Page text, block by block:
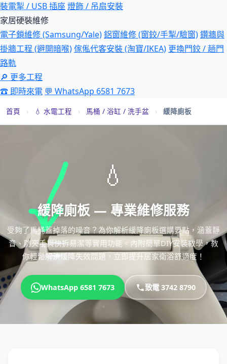
裝電掣 / USB 插座燈飾 / 吊扇安裝
家居硬裝維修
電子鎖維修 (Samsung/Yale)鋁窗維修 (窗鉸/手掣/驗窗)鑽牆與
掛牆工程 (避開暗喉)傢俬代客安裝 (淘寶/IKEA) 更換門鉸 / 趟門
路軌
🔎 更多工程
☎ 即時來電 💬 WhatsApp 6581 7673
首頁 › 💧 水電工程 › 馬桶 / 浴缸 / 洗手盆 › 緩降廁板
💧
緩降廁板 — 專業維修服務
受夠了馬桶蓋掉落的噪音？為你解析緩降廁板選購要點，涵蓋靜
音、防夾手與快拆易潔等實用功能。內附簡單DIY安裝教學，教
你輕鬆解決緩降失效問題，立即提升居家衛浴舒適度！
WhatsApp 6581 7673 致電 3742 8790